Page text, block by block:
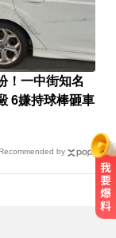
！一中街知名
6嫌持球棒砸車
Recommended by